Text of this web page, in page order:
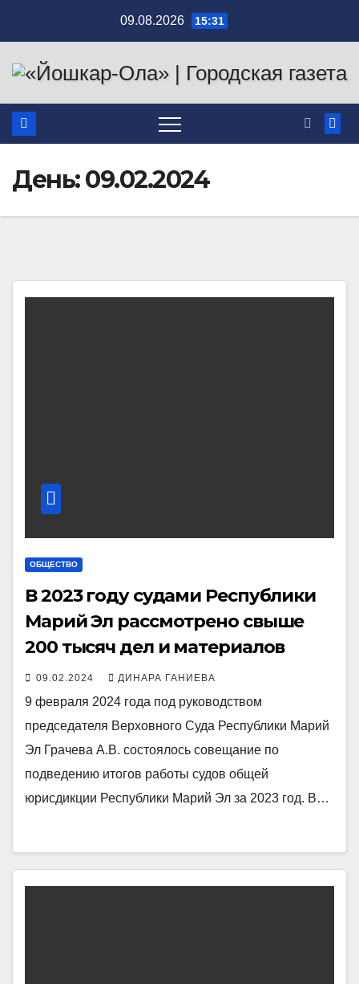
содержимому
09.08.2026 15:31
День:09.02.2024
ОБЩЕСТВО
В 2023 году судами Республики
Марий Эл рассмотрено свыше
200 тысяч дел и материалов
09.02.2024 ДИНАРА ГАНИЕВА
9 февраля 2024 года под руководством
председателя Верховного Суда Республики Марий
Эл Грачева А.В. состоялось совещание по
подведению итогов работы судов общей
юрисдикции Республики Марий Эл за 2023 год. В…